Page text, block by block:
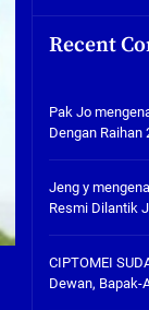
Recent
Pak Jo
Dengan Raihan
Jeng y
Resmi Dilantik
CIPTOMEI
Dewan, Bapak-